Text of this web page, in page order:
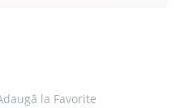
la Favorite